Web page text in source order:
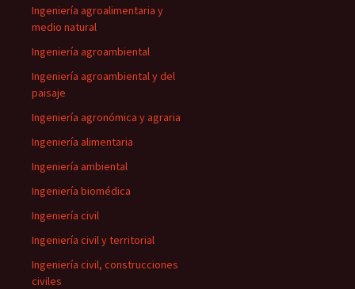
Ingeniería agroalimentaria y
medio natural
Ingeniería agroambiental
Ingeniería agroambiental y del
paisaje
Ingeniería agronómica y agraria
Ingeniería alimentaria
Ingeniería ambiental
Ingeniería biomédica
Ingeniería civil
Ingeniería civil y territorial
Ingeniería civil, construcciones
civiles